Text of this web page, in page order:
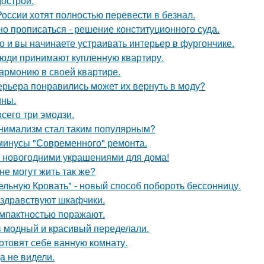
хотят полностью перевести в безнал.
прописаться - решение конституционного суда.
и вы начинаете устраивать интерьер в фургончике.
принимают купленную квартиру.
в своей квартире.
понравились может их вернуть в моду?
три эмодзи.
стал таким популярным?
"Современного" ремонта.
украшениями для дома!
могут жить так же?
Кровать" - новый способ побороть бессонницу.
шкафчики.
поражают.
и красивый переделали.
себе ванную комнату.
не видели.